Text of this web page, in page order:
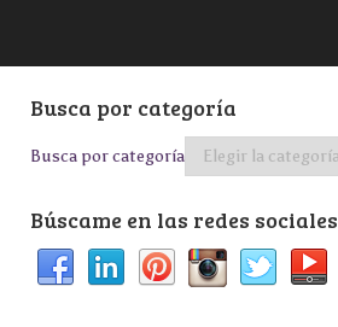
Busca por categoría
Busca por categoría
Búscame en las redes sociales